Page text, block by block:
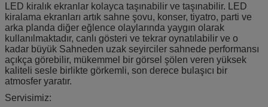
LED kiralık ekranlar kolayca taşınabilir ve taşınabilir. LED
kiralama ekranları artık sahne şovu, konser, tiyatro, parti ve
arka planda diğer eğlence olaylarında yaygın olarak
kullanılmaktadır, canlı gösteri ve tekrar oynatılabilir ve o
kadar büyük Sahneden uzak seyirciler sahnede performansı
açıkça görebilir, mükemmel bir görsel şölen veren yüksek
kaliteli sesle birlikte görkemli, son derece bulaşıcı bir
atmosfer yaratır.
Servisimiz: